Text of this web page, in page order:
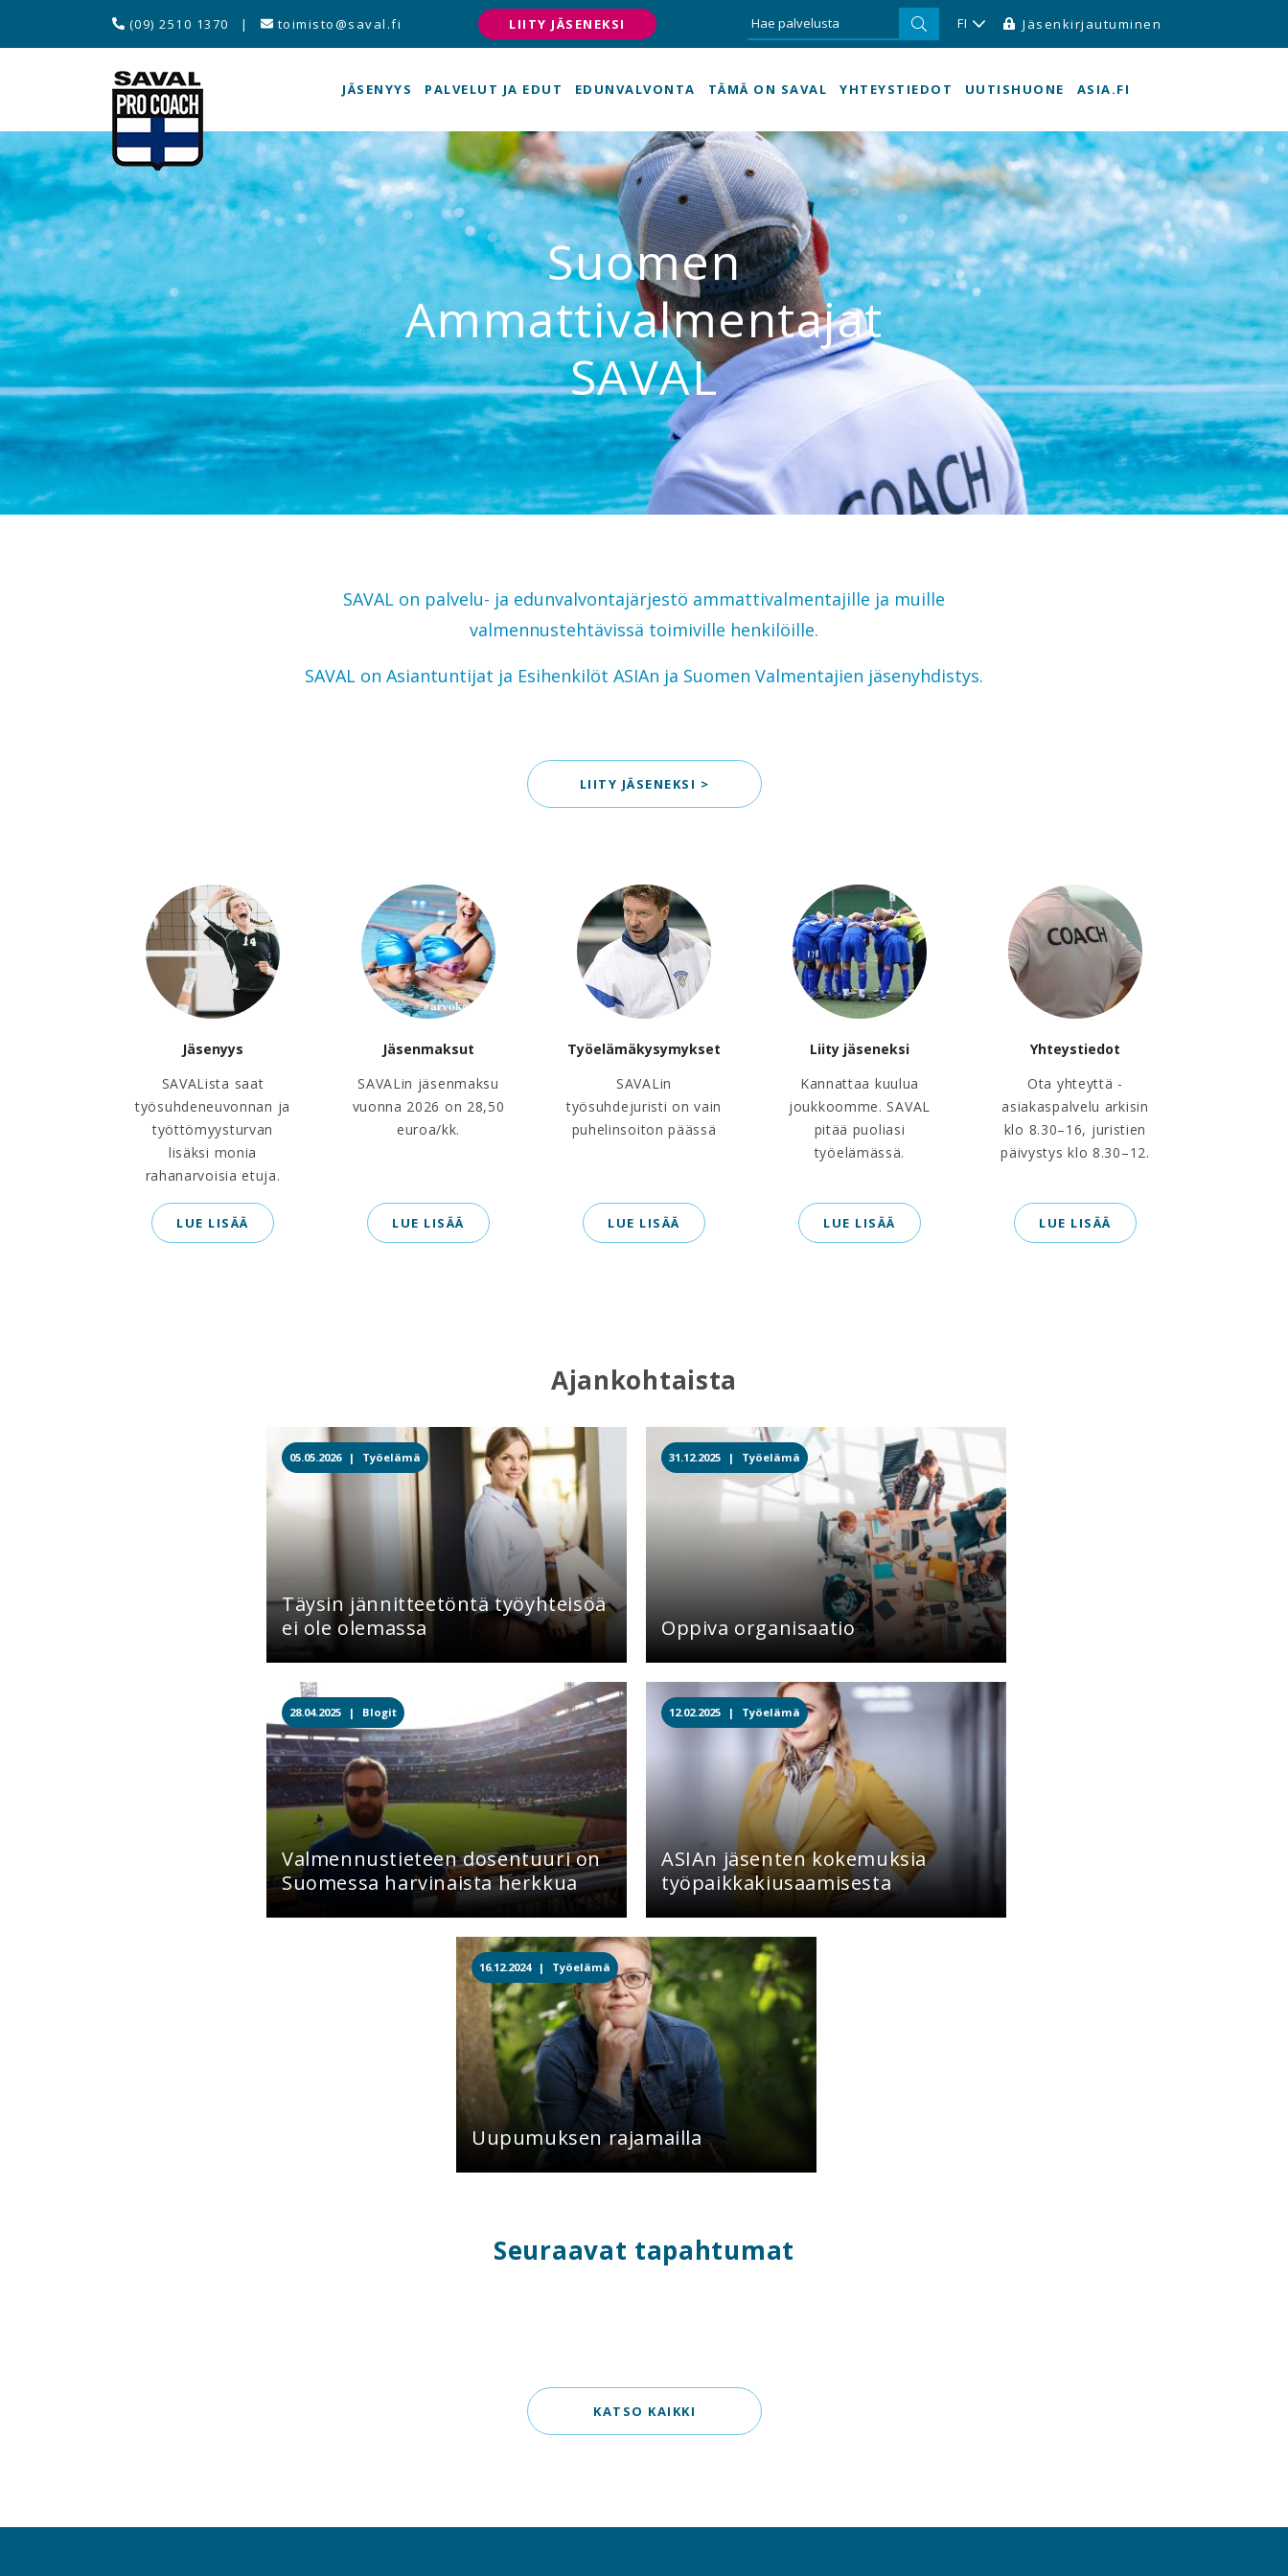
(09) 2510 1370 | toimisto@saval.fi LIITY JÄSENEKSI FI Jäsenkirjautuminen
JÄSENYYS PALVELUT JA EDUT EDUNVALVONTA TÄMÄ ON SAVAL YHTEYSTIEDOT UUTISHUONE ASIA.FI
Suomen
Ammattivalmentajat
SAVAL
SAVAL on palvelu- ja edunvalvontajärjestö ammattivalmentajille ja muille
valmennustehtävissä toimiville henkilöille.
SAVAL on Asiantuntijat ja Esihenkilöt ASIAn ja Suomen Valmentajien jäsenyhdistys.
LIITY JÄSENEKSI >
Jäsenyys
SAVALista saat
työsuhdeneuvonnan ja
työttömyysturvan
lisäksi monia
rahanarvoisia etuja.
LUE LISÄÄ
Jäsenmaksut
SAVALin jäsenmaksu
vuonna 2026 on 28,50
euroa/kk.
LUE LISÄÄ
Työelämäkysymykset
SAVALin
työsuhdejuristi on vain
puhelinsoiton päässä
LUE LISÄÄ
Liity jäseneksi
Kannattaa kuulua
joukkoomme. SAVAL
pitää puoliasi
työelämässä.
LUE LISÄÄ
Yhteystiedot
Ota yhteyttä -
asiakaspalvelu arkisin
klo 8.30–16, juristien
päivystys klo 8.30–12.
LUE LISÄÄ
Ajankohtaista
05.05.2026 | Työelämä
Täysin jännitteetöntä työyhteisöä
ei ole olemassa
31.12.2025 | Työelämä
Oppiva organisaatio
28.04.2025 | Blogit
Valmennustieteen dosentuuri on
Suomessa harvinaista herkkua
12.02.2025 | Työelämä
ASIAn jäsenten kokemuksia
työpaikkakiusaamisesta
16.12.2024 | Työelämä
Uupumuksen rajamailla
Seuraavat tapahtumat
KATSO KAIKKI